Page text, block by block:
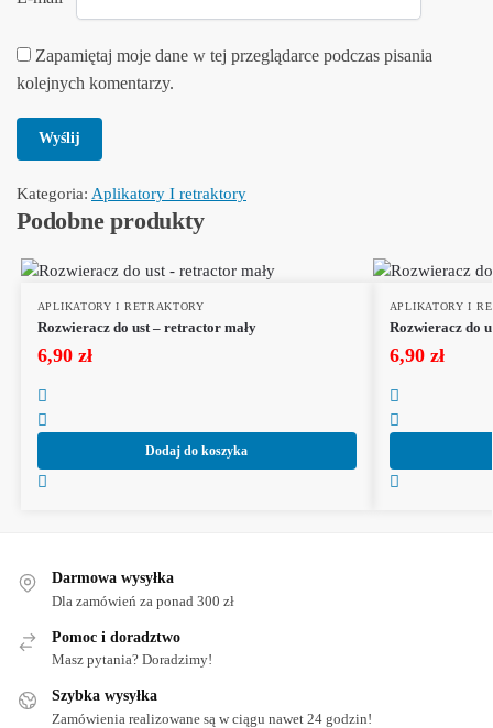
Zapamiętaj moje dane w tej przeglądarce podczas pisania
kolejnych komentarzy.
Kategoria: Aplikatory I retraktory
Podobne produkty
APLIKATORY I RETRAKTORY
Rozwieracz do ust – retractor mały
6,90 zł
Dodaj do koszyka
APLIKATORY I
Rozwieracz do
6,90 zł
Darmowa wysyłka
Dla zamówień za ponad 300 zł
Pomoc i doradztwo
Masz pytania? Doradzimy!
Szybka wysyłka
Zamówienia realizowane są w ciągu nawet 24 godzin!